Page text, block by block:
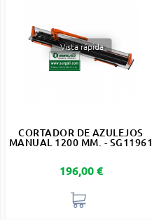
Vista rápida
CORTADOR DE AZULEJOS
MANUAL 1200 MM. - SG11961
Precio
196,00 €